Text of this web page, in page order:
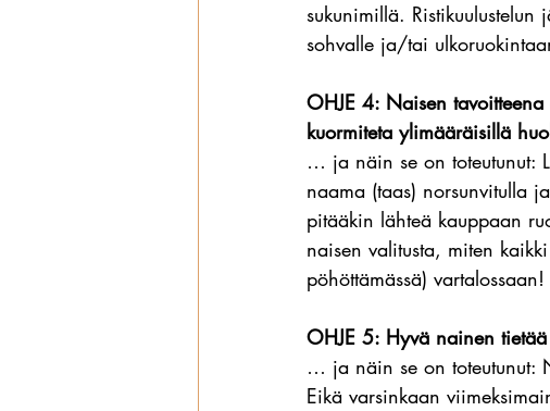
sukunimillä.
sohvalle ja/tai
OHJE 4: Naisen
kuormiteta ylimääräisillä
… ja näin se on toteutunut:
naama (taas) norsunvitulla
pitääkin lähteä kauppaan
naisen valitusta, miten
pöhöttämässä) vartalossaan!
OHJE 5: Hyvä nainen
… ja näin se on toteutunut:
Eikä varsinkaan